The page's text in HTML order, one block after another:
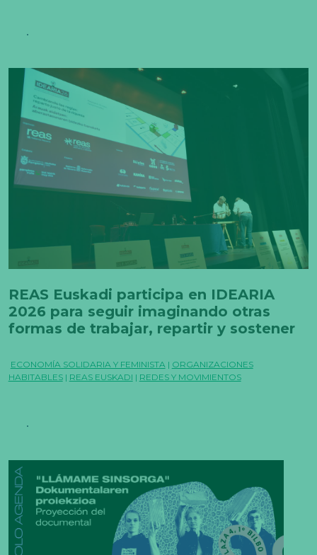
REAS Euskadi participa en IDEARIA
2026 para seguir imaginando otras
formas de trabajar, repartir y sostener
ECONOMÍA SOLIDARIA Y FEMINISTA | ORGANIZACIONES
HABITABLES | REAS EUSKADI | REDES Y MOVIMIENTOS